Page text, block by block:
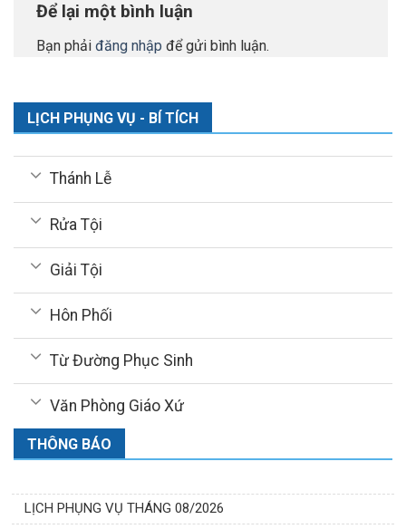
Để lại một bình luận
Bạn phải đăng nhập để gửi bình luận.
LỊCH PHỤNG VỤ - BÍ TÍCH
Thánh Lễ
Rửa Tội
Giải Tội
Hôn Phối
Từ Đường Phục Sinh
Văn Phòng Giáo Xứ
THÔNG BÁO
LỊCH PHỤNG VỤ THÁNG 08/2026